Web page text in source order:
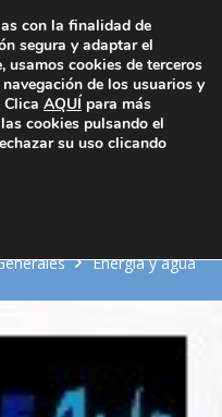
Área Privada
de
Energia y agua
con la finalidad de
segura y adaptar el
cookies de terceros
de los usuarios y
AQUÍ para más
cookies pulsando el
su uso clicando